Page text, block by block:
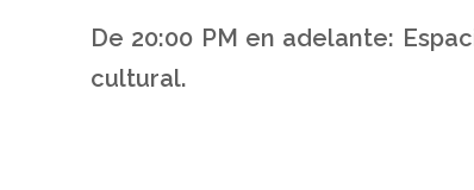
De 20:00 PM en adelante:
cultural.